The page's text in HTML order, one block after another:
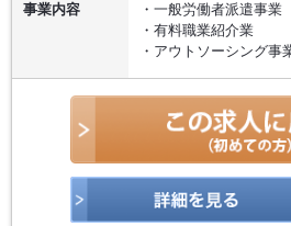
事業内容
・一般労働者派遣事業
・有料職業紹介業
・アウトソーシング事